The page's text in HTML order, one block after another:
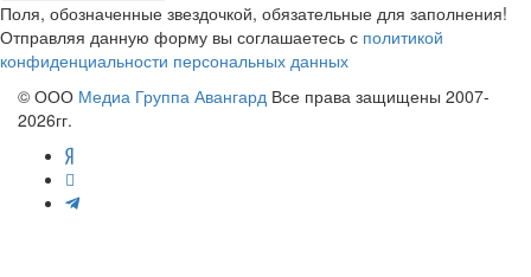
Поля, обозначенные звездочкой, обязательные для заполнения!
Отправляя данную форму вы соглашаетесь с политикой
конфиденциальности персональных данных
© ООО Медиа Группа Авангард Все права защищены 2007-
2026гг.